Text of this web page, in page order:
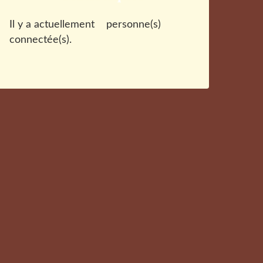
Il y a actuellement
personne(s)
connectée(s).